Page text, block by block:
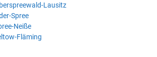
Lausitz
Spree
Neiße
Fläming